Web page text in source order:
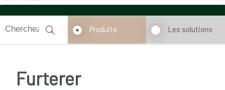
Produits Les solutions
Furterer